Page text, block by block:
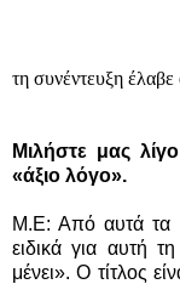
τη συνέντευξη
Μιλήστε μας
«άξιο λόγο».
Μ.Ε: Από αυτά τα
ειδικά για αυτή
μένει». Ο τίτλος